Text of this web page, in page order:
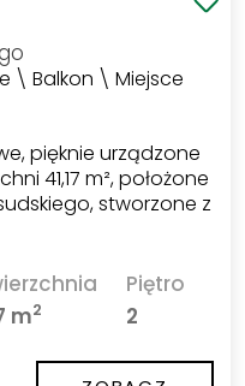
\ Balkon \ Miejsce
pięknie urządzone
41,17 m², położone
stworzone z
m2
Piętro
2